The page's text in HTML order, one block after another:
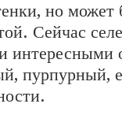
но может
Сейчас
интересными
пурпурный,